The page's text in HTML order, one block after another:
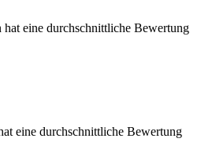
eine durchschnittliche Bewertung
eine durchschnittliche Bewertung